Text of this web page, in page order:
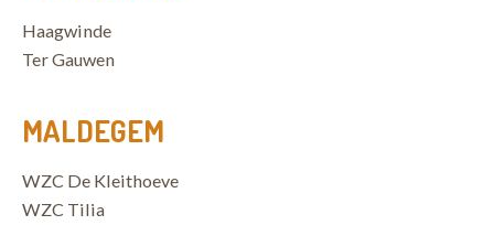
Haagwinde
Ter Gauwen
MALDEGEM
WZC De Kleithoeve
WZC Tilia